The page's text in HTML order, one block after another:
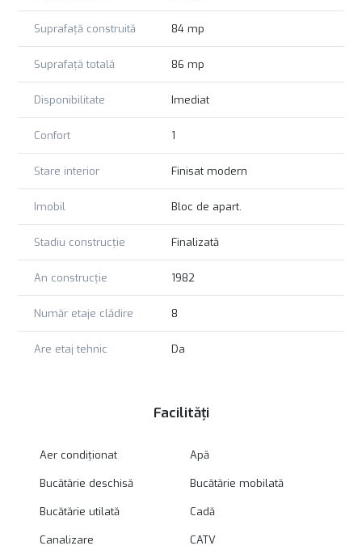
Suprafață construită 84 mp
Suprafață totală 86 mp
Disponibilitate Imediat
Confort 1
Stare interior Finisat modern
Imobil Bloc de apart.
Stadiu construcție Finalizată
An construcție 1982
Număr etaje clădire 8
Are etaj tehnic Da
Facilități
Aer condiționat Apă
Bucătărie deschisă Bucătărie mobilată
Bucătărie utilată Cadă
Canalizare CATV